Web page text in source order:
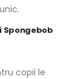
Spongebob
copii le